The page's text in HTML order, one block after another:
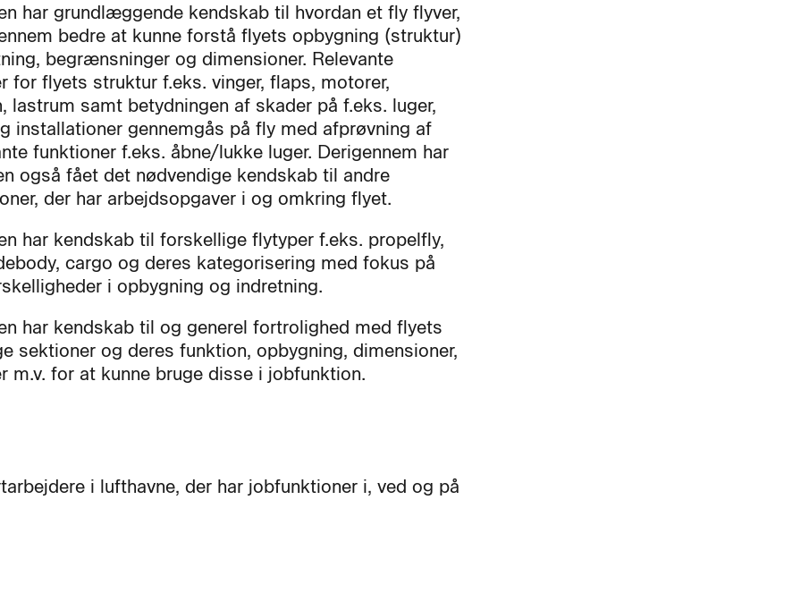
har grundlæggende kendskab til hvordan et fly flyver,
bedre at kunne forstå flyets opbygning (struktur)
begrænsninger og dimensioner. Relevante
for flyets struktur f.eks. vinger, flaps, motorer,
lastrum samt betydningen af skader på f.eks. luger,
installationer gennemgås på fly med afprøvning af
funktioner f.eks. åbne/lukke luger. Derigennem har
også fået det nødvendige kendskab til andre
der har arbejdsopgaver i og omkring flyet.
har kendskab til forskellige flytyper f.eks. propelfly,
cargo og deres kategorisering med fokus på
i opbygning og indretning.
har kendskab til og generel fortrolighed med flyets
sektioner og deres funktion, opbygning, dimensioner,
m.v. for at kunne bruge disse i jobfunktion.
i lufthavne, der har jobfunktioner i, ved og på